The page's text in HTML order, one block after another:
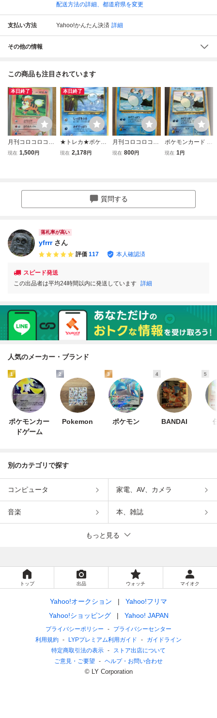
配送方法の詳細、都道府県を変更
支払い方法 Yahoo!かんたん決済 詳細
その他の情報
この商品も注目されています
本日終了
月刊コロコロコミ
ック99年3月号お
現在 1,500円
本日終了
★トレカ★ポケモ
ンカード★月刊コ
現在 2,178円
月刊コロコロコミ
ック99年年7月号
スター カードゲー
ム
現在 800円
ポケモンカード 旧
裏 マリル LV.17 月
現在 1円
質問する
落札率が高い
yfrrr さん
評価 117 本人確認済
スピード発送
この出品者は平均24時間以内に発送しています 詳細
人気のメーカー・ブランド
1
ポケモンカー
ドゲーム
2
Pokemon
3
ポケモン
4
BANDAI
5
別のカテゴリで探す
コンピュータ 家電、AV、カメラ
音楽 本、雑誌
もっと見る
トップ 出品 ウォッチ マイオク
Yahoo!オークション
Yahoo!フリマ
Yahoo!ショッピング
Yahoo! JAPAN
プライバシーポリシー
プライバシーセンター
利用規約
LYPプレミアム利用ガイド
ガイドライン
特定商取引法の表示
ストア出店について
ご意見・ご要望
ヘルプ・お問い合わせ
© LY Corporation